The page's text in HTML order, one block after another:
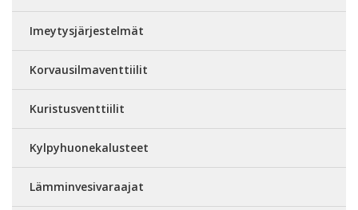
Imeytysjärjestelmät
Korvausilmaventtiilit
Kuristusventtiilit
Kylpyhuonekalusteet
Lämminvesivaraajat